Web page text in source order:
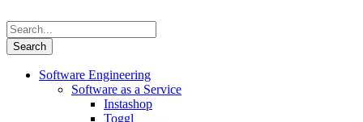
Software Engineering
Software as a Service
Instashop
Toggl